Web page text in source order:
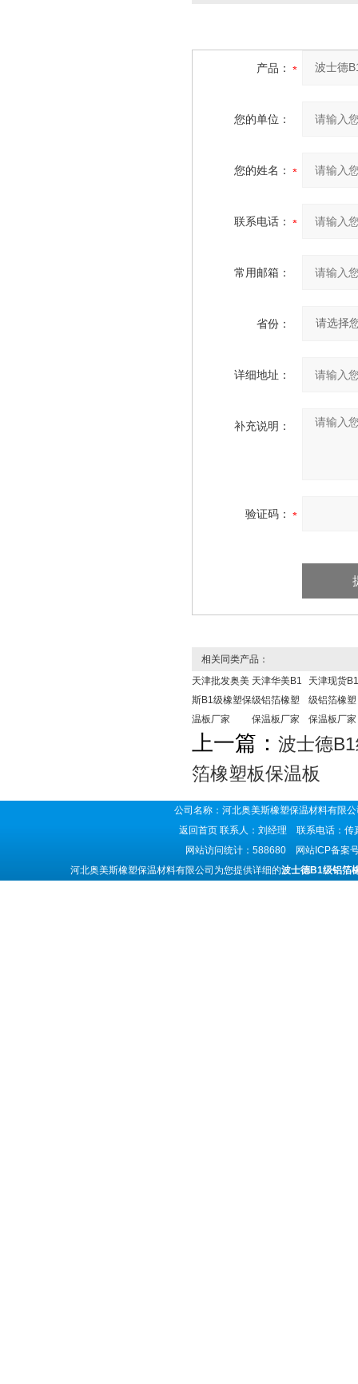
产品：
您的单位：
您的姓名：
联系电话：
常用邮箱：
省份：
详细地址：
补充说明：
验证码：
相关同类产品：
天津批发奥美
斯B1级橡塑保
温板厂家
天津华美B1
级铝箔橡塑
保温板厂家
天津现货B1
级铝箔橡塑
保温板厂家
上一篇： 波士德
箔橡塑板保温板
公司名称：河北奥美斯橡塑保温材料有
返回首页 联系人：刘经理 联系电话：
网站访问统计：588680 网站ICP备案
河北奥美斯橡塑保温材料有限公司为您提供详细的波士德B1级铝箔